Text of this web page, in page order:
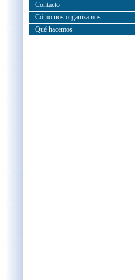
Contacto
Cómo nos organizamos
Qué hacemos